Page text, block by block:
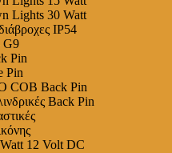
Lights 30 Watt
IP54
Pin
Pin
COB Back Pin
Back Pin
12 Volt DC